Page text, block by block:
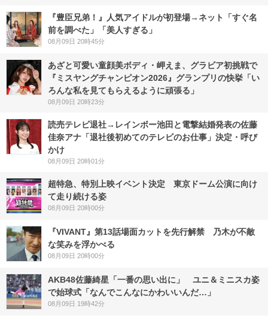
『豊臣兄弟！』人気アイドルが初登場→ネット「すぐ名
前を調べた」「美人すぎる」
08月09日 20時45分
あざと可愛い童顔美ボディ・岬えま、グラビア初挑戦で
『ミスヤングチャンピオン2026』グランプリの快挙「い
ろんな私を見てもらえるように頑張る」
08月09日 20時23分
読売テレビ退社→レインボー池田と電撃結婚発表の佐藤
佳奈アナ「退社後初めてのテレビのお仕事」決定・呼び
かけ
08月09日 20時01分
超特急、特別上映イベント決定 東京ドーム公演に向け
て走り続ける姿
08月09日 20時00分
『VIVANT』第13話場面カットを先行解禁 乃木が不敵
な笑みを浮かべる
08月09日 20時00分
AKB48佐藤綺星「一番の思い出に」 ユニ＆ミニスカ姿
で始球式「なんでこんなにかわいいんだ…」
08月09日 19時42分